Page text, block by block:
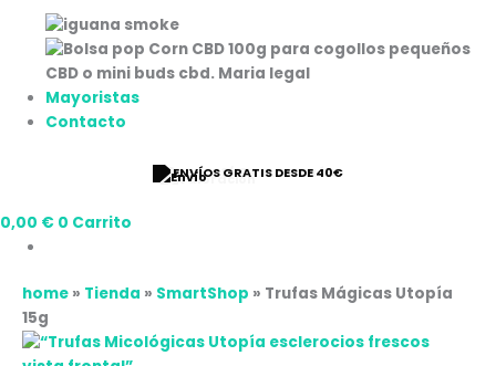
Mayoristas
Contacto
⭐ 9/10 VALORACIÓN
0,00 € 0 Carrito
home » Tienda » SmartShop » Trufas Mágicas Utopía
15g